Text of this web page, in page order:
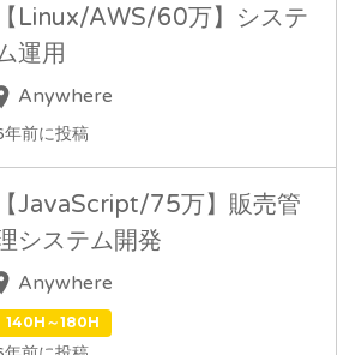
【Linux/AWS/60万】システ
運用
Anywhere
年前に投稿
【JavaScript/75万】販売管
システム開発
Anywhere
140H～180H